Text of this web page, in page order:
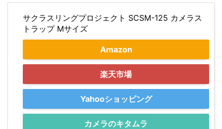
サクラスリングプロジェクト SCSM-125 カメラス
トラップ Mサイズ
Amazon
楽天市場
Yahooショッピング
カメラのキタムラ